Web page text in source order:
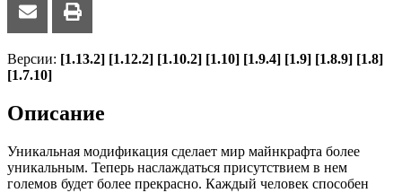
Версии: [1.13.2] [1.12.2] [1.10.2] [1.10] [1.9.4] [1.9] [1.8.9] [1.8]
[1.7.10]
Описание
Уникальная модификация сделает мир майнкрафта более
уникальным. Теперь наслаждаться присутствием в нем
големов будет более прекрасно. Каждый человек способен